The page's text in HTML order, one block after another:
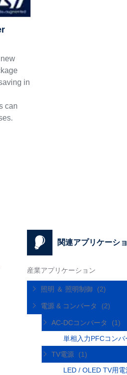
in
can
関連アプリケーシ
産業アプリケーション
照明 ＆ 照明制御 (2)
電源 & コンバータ (2)
AC-DCコンバータ
(1)
単相入力PFCコンバ
TV電源
(1)
LED / OLED TV用電